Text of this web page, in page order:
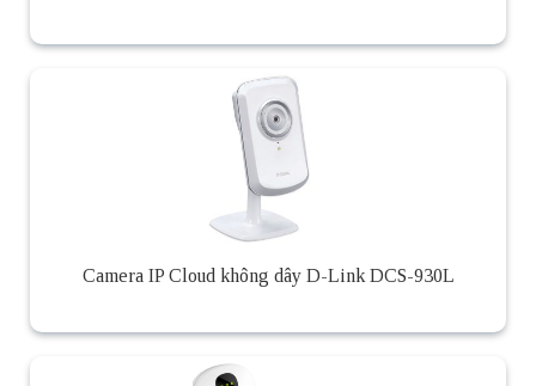
Camera IP Cloud không dây D-Link DCS-930L